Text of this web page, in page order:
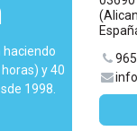
haciendo
y 40
1998.